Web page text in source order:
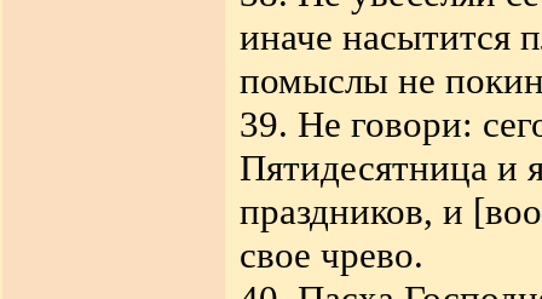
иначе насытится
помыслы не
39. Не говори:
Пятидесятница и
праздников, и
свое чрево.